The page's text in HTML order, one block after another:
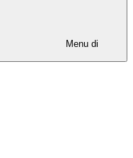
Menu di